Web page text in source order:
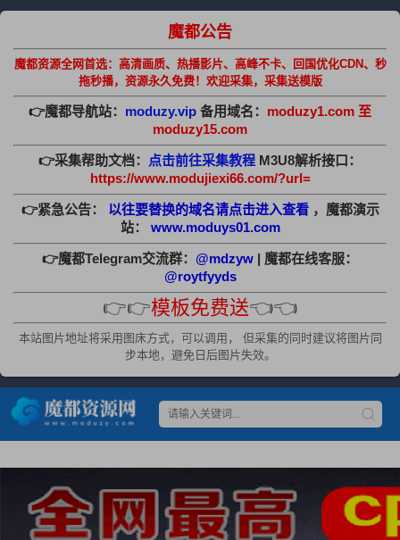
魔都公告
魔都资源全网首选：高清画质、热播影片、高峰不卡、回国优化CDN、秒
拖秒播，资源永久免费！欢迎采集，采集送模版
👉魔都导航站： moduzy.vip 备用域名： moduzy1.com 至
moduzy15.com
👉采集帮助文档： 点击前往采集教程 M3U8解析接口：
https://www.modujiexi66.com/?url=
👉紧急公告： 以往要替换的域名请点击进入查看 ，魔都演示
站：
www.moduys01.com
👉魔都Telegram交流群： @mdzyw | 魔都在线客服：
@roytfyyds
👉👉模板免费送👈👈
本站图片地址将采用图床方式，可以调用， 但采集的同时建议将图片同
步本地，避免日后图片失效。